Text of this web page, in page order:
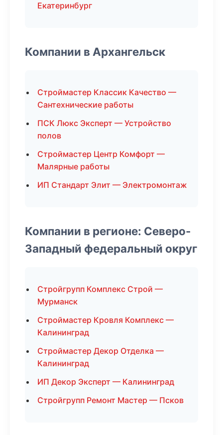
Екатеринбург
Компании в Архангельск
Строймастер Классик Качество —
Сантехнические работы
ПСК Люкс Эксперт — Устройство
полов
Строймастер Центр Комфорт —
Малярные работы
ИП Стандарт Элит — Электромонтаж
Компании в регионе: Северо-
Западный федеральный округ
Стройгрупп Комплекс Строй —
Мурманск
Строймастер Кровля Комплекс —
Калининград
Строймастер Декор Отделка —
Калининград
ИП Декор Эксперт — Калининград
Стройгрупп Ремонт Мастер — Псков